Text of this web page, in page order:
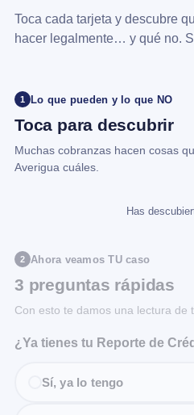
Toca cada tarjeta y descubre
hacer legalmente… y qué no.
1 Lo que pueden y lo que NO
Toca para descubrir
Muchas cobranzas hacen cosas
Averigua cuáles.
Has
2 Ahora veamos TU caso
3 preguntas rápidas
Con esto te damos una lectura de
¿Ya tienes tu Reporte de
Sí, ya lo tengo